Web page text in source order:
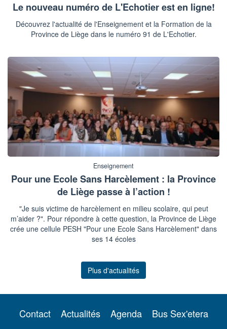
Le nouveau numéro de L'Echotier est en ligne!
Découvrez l'actualité de l'Enseignement et la Formation de la
Province de Liège dans le numéro 91 de L'Echotier.
Enseignement
Pour une Ecole Sans Harcèlement : la Province
de Liège passe à l’action !
"Je suis victime de harcèlement en milieu scolaire, qui peut
m’aider ?". Pour répondre à cette question, la Province de Liège
crée une cellule PESH "Pour une Ecole Sans Harcèlement" dans
ses 14 écoles
Plus d'actualités
Contact Actualités Agenda
Bus Sex'etera